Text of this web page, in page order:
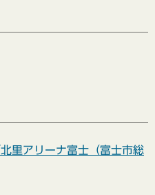
北里アリーナ富士（富士市総